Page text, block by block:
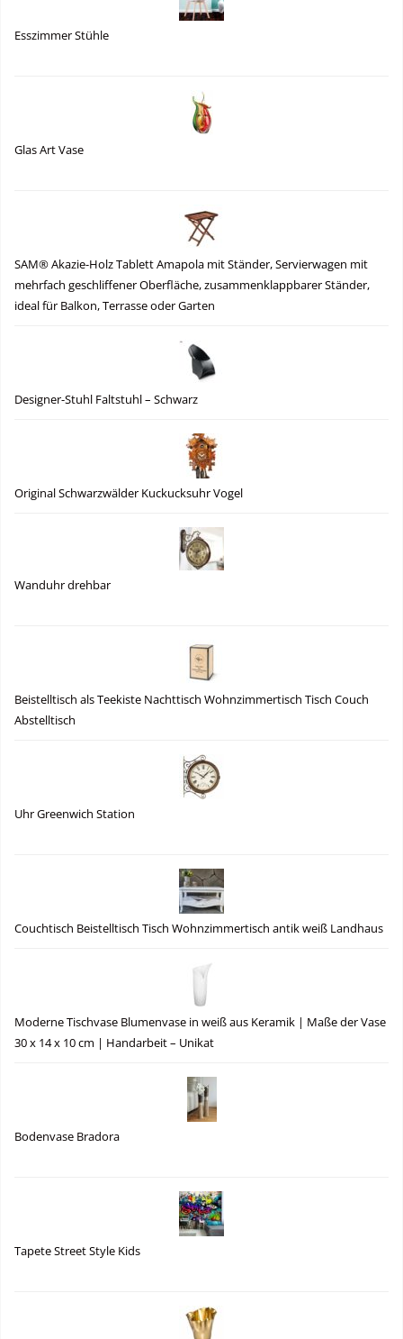
Esszimmer Stühle
Glas Art Vase
SAM® Akazie-Holz Tablett Amapola mit Ständer, Servierwagen mit
mehrfach geschliffener Oberfläche, zusammenklappbarer Ständer,
ideal für Balkon, Terrasse oder Garten
Designer-Stuhl Faltstuhl – Schwarz
Original Schwarzwälder Kuckucksuhr Vogel
Wanduhr drehbar
Beistelltisch als Teekiste Nachttisch Wohnzimmertisch Tisch Couch
Abstelltisch
Uhr Greenwich Station
Couchtisch Beistelltisch Tisch Wohnzimmertisch antik weiß Landhaus
Moderne Tischvase Blumenvase in weiß aus Keramik | Maße der Vase
30 x 14 x 10 cm | Handarbeit – Unikat
Bodenvase Bradora
Tapete Street Style Kids